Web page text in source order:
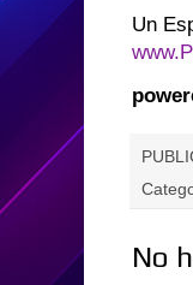
Un
No